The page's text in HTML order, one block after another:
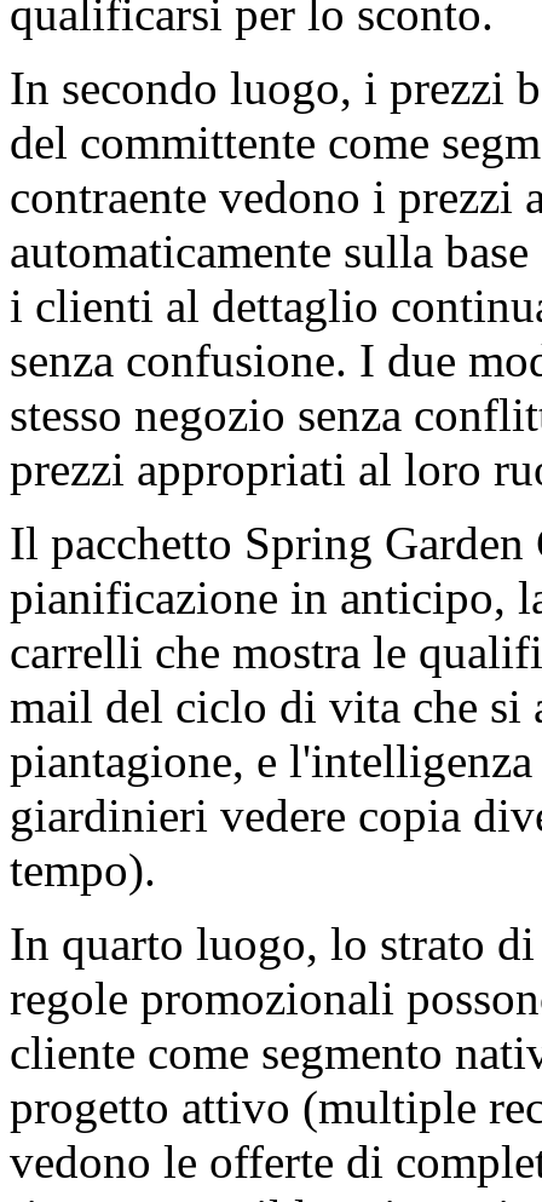
qualificarsi per lo sconto.
In secondo luogo, i prezzi
del committente come
contraente vedono i prezzi
automaticamente sulla
i clienti al dettaglio
senza confusione. I due
stesso negozio senza
prezzi appropriati al loro
Il pacchetto Spring
pianificazione in anticipo,
carrelli che mostra le
mail del ciclo di vita che si
piantagione, e
giardinieri vedere copia
tempo).
In quarto luogo, lo strato
regole promozionali
cliente come segmento
progetto attivo (multiple
vedono le offerte di